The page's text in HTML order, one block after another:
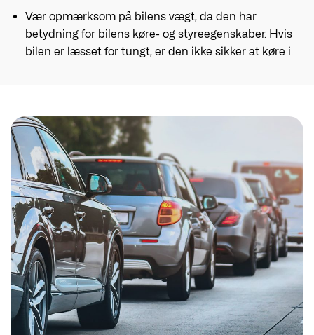
Vær opmærksom på bilens vægt, da den har
betydning for bilens køre- og styreegenskaber. Hvis
bilen er læsset for tungt, er den ikke sikker at køre i.